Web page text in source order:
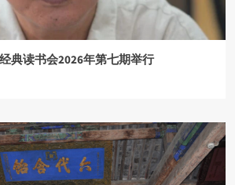
典读书会2026年第七期举行